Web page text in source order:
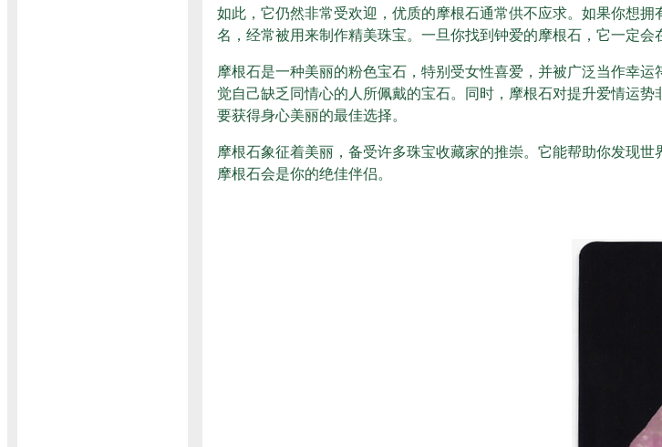
如此，它仍然非常受欢迎，优质的摩根石通常供不应求。如果你想
名，经常被用来制作精美珠宝。一旦你找到钟爱的摩根石，它一定会
摩根石是一种美丽的粉色宝石，特别受女性喜爱，并被广泛当作幸
觉自己缺乏同情心的人所佩戴的宝石。同时，摩根石对提升爱情运
要获得身心美丽的最佳选择。
摩根石象征着美丽，备受许多珠宝收藏家的推崇。它能帮助你发现
摩根石会是你的绝佳伴侣。